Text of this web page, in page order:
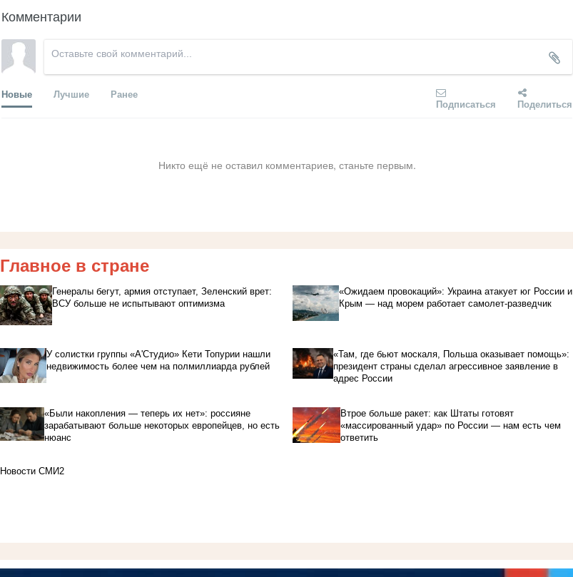
Комментарии
Новые Лучшие Ранее
Подписаться Поделиться
Никто ещё не оставил комментариев, станьте первым.
Главное в стране
Генералы бегут, армия отступает, Зеленский врет:
ВСУ больше не испытывают оптимизма
«Ожидаем провокаций»: Украина атакует юг России и
Крым — над морем работает самолет-разведчик
У солистки группы «А'Студио» Кети Топурии нашли
недвижимость более чем на полмиллиарда рублей
«Там, где бьют москаля, Польша оказывает помощь»:
президент страны сделал агрессивное заявление в
адрес России
«Были накопления — теперь их нет»: россияне
зарабатывают больше некоторых европейцев, но есть
нюанс
Втрое больше ракет: как Штаты готовят
«массированный удар» по России — нам есть чем
ответить
Новости СМИ2